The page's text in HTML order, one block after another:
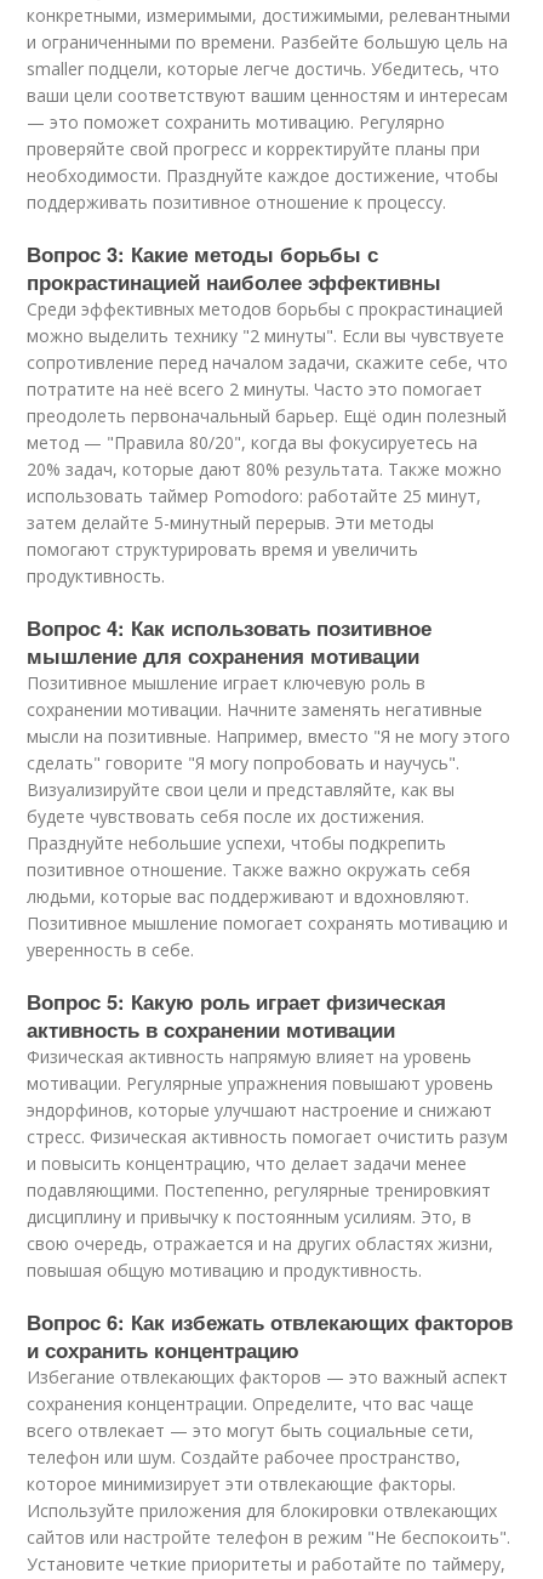
конкретными, измеримыми, достижимыми, релевантными
и ограниченными по времени. Разбейте большую цель на
smaller подцели, которые легче достичь. Убедитесь, что
ваши цели соответствуют вашим ценностям и интересам
— это поможет сохранить мотивацию. Регулярно
проверяйте свой прогресс и корректируйте планы при
необходимости. Празднуйте каждое достижение, чтобы
поддерживать позитивное отношение к процессу.
Вопрос 3: Какие методы борьбы с
прокрастинацией наиболее эффективны
Среди эффективных методов борьбы с прокрастинацией
можно выделить технику "2 минуты". Если вы чувствуете
сопротивление перед началом задачи, скажите себе, что
потратите на неё всего 2 минуты. Часто это помогает
преодолеть первоначальный барьер. Ещё один полезный
метод — "Правила 80/20", когда вы фокусируетесь на
20% задач, которые дают 80% результата. Также можно
использовать таймер Pomodoro: работайте 25 минут,
затем делайте 5-минутный перерыв. Эти методы
помогают структурировать время и увеличить
продуктивность.
Вопрос 4: Как использовать позитивное
мышление для сохранения мотивации
Позитивное мышление играет ключевую роль в
сохранении мотивации. Начните заменять негативные
мысли на позитивные. Например, вместо "Я не могу этого
сделать" говорите "Я могу попробовать и научусь".
Визуализируйте свои цели и представляйте, как вы
будете чувствовать себя после их достижения.
Празднуйте небольшие успехи, чтобы подкрепить
позитивное отношение. Также важно окружать себя
людьми, которые вас поддерживают и вдохновляют.
Позитивное мышление помогает сохранять мотивацию и
уверенность в себе.
Вопрос 5: Какую роль играет физическая
активность в сохранении мотивации
Физическая активность напрямую влияет на уровень
мотивации. Регулярные упражнения повышают уровень
эндорфинов, которые улучшают настроение и снижают
стресс. Физическая активность помогает очистить разум
и повысить концентрацию, что делает задачи менее
подавляющими. Постепенно, регулярные тренировкият
дисциплину и привычку к постоянным усилиям. Это, в
свою очередь, отражается и на других областях жизни,
повышая общую мотивацию и продуктивность.
Вопрос 6: Как избежать отвлекающих факторов
и сохранить концентрацию
Избегание отвлекающих факторов — это важный аспект
сохранения концентрации. Определите, что вас чаще
всего отвлекает — это могут быть социальные сети,
телефон или шум. Создайте рабочее пространство,
которое минимизирует эти отвлекающие факторы.
Используйте приложения для блокировки отвлекающих
сайтов или настройте телефон в режим "Не беспокоить".
Установите четкие приоритеты и работайте по таймеру,